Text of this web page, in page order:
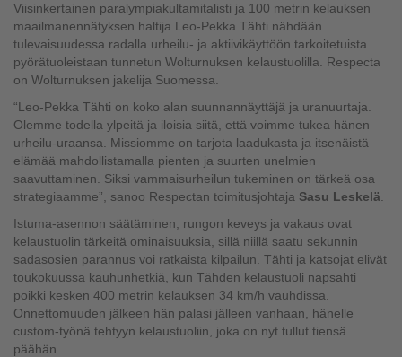
Viisinkertainen paralympiakultamitalisti ja 100 metrin kelauksen
maailmanennätyksen haltija Leo-Pekka Tähti nähdään
tulevaisuudessa radalla urheilu- ja aktiivikäyttöön tarkoitetuista
pyörätuoleistaan tunnetun Wolturnuksen kelaustuolilla. Respecta
on Wolturnuksen jakelija Suomessa.
“Leo-Pekka Tähti on koko alan suunnannäyttäjä ja uranuurtaja.
Olemme todella ylpeitä ja iloisia siitä, että voimme tukea hänen
urheilu-uraansa. Missiomme on tarjota laadukasta ja itsenäistä
elämää mahdollistamalla pienten ja suurten unelmien
saavuttaminen. Siksi vammaisurheilun tukeminen on tärkeä osa
strategiaamme”, sanoo Respectan toimitusjohtaja Sasu Leskelä
Istuma-asennon säätäminen, rungon keveys ja vakaus ovat
kelaustuolin tärkeitä ominaisuuksia, sillä niillä saatu sekunnin
sadasosien parannus voi ratkaista kilpailun. Tähti ja katsojat elivät
toukokuussa kauhunhetkiä, kun Tähden kelaustuoli napsahti
poikki kesken 400 metrin kelauksen 34 km/h vauhdissa.
Onnettomuuden jälkeen hän palasi jälleen vanhaan, hänelle
custom-työnä tehtyyn kelaustuoliin, joka on nyt tullut tiensä
päähän.